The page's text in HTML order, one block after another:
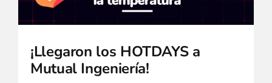
¡Llegaron los HOTDAYS a
Mutual Ingeniería!